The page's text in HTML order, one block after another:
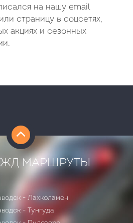
на нашу email
страницу в соцсетях,
акциях и сезонных
МАРШРУТЫ
- Лахколамен
- Тунгуда